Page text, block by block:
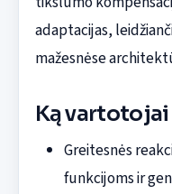
adaptacijas,
mažesnėse
Ką
Greitesnės
funkcijoms ir